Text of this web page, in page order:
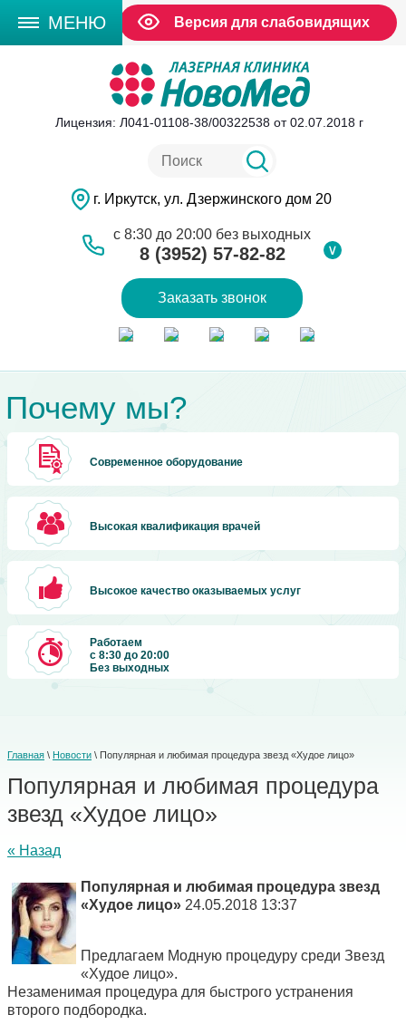
МЕНЮ Версия для слабовидящих
Лицензия: Л041-01108-38/00322538 от 02.07.2018 г
г. Иркутск, ул. Дзержинского дом 20
с 8:30 до 20:00 без выходных
8 (3952) 57-82-82 ∨
Заказать звонок
Почему мы?
Современное оборудование
Высокая квалификация врачей
Высокое качество оказываемых услуг
Работаем
с 8:30 до 20:00
Без выходных
Главная \ Новости \ Популярная и любимая процедура звезд «Худое лицо»
Популярная и любимая процедура
звезд «Худое лицо»
« Назад
Популярная и любимая процедура звезд
«Худое лицо» 24.05.2018 13:37
Предлагаем Модную процедуру среди Звезд
«Худое лицо».
Незаменимая процедура для быстрого устранения
второго подбородка.